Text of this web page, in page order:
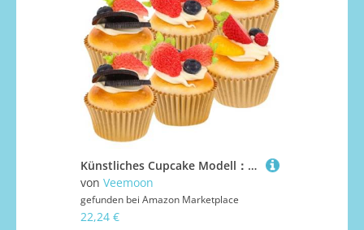
Künstliches Cupcake Modell：6 Stück Gefälschtes Cupcake Modell Kuchen Realistischer Gefälschter Für Fotografie Requisiten Party Küche Dekorieren
von Veemoon
gefunden bei Amazon Marketplace
22,24 €